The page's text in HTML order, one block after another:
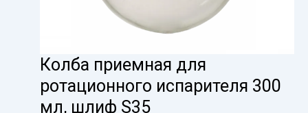
Колба приемная для
ротационного испарителя 300
мл, шлиф S35